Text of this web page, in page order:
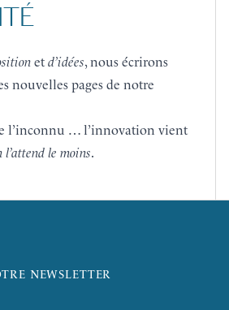
etd’idées, nous écrirons
nouvelles pages de notre
l’inconnu … l’innovation vient
l’attend le moins.
NEWSLETTER